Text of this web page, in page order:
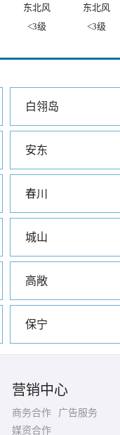
东北风 东北风
<3级 <3级
白翎岛
安东
春川
城山
高敞
保宁
营销中心
商务合作
广告服务
媒资合作